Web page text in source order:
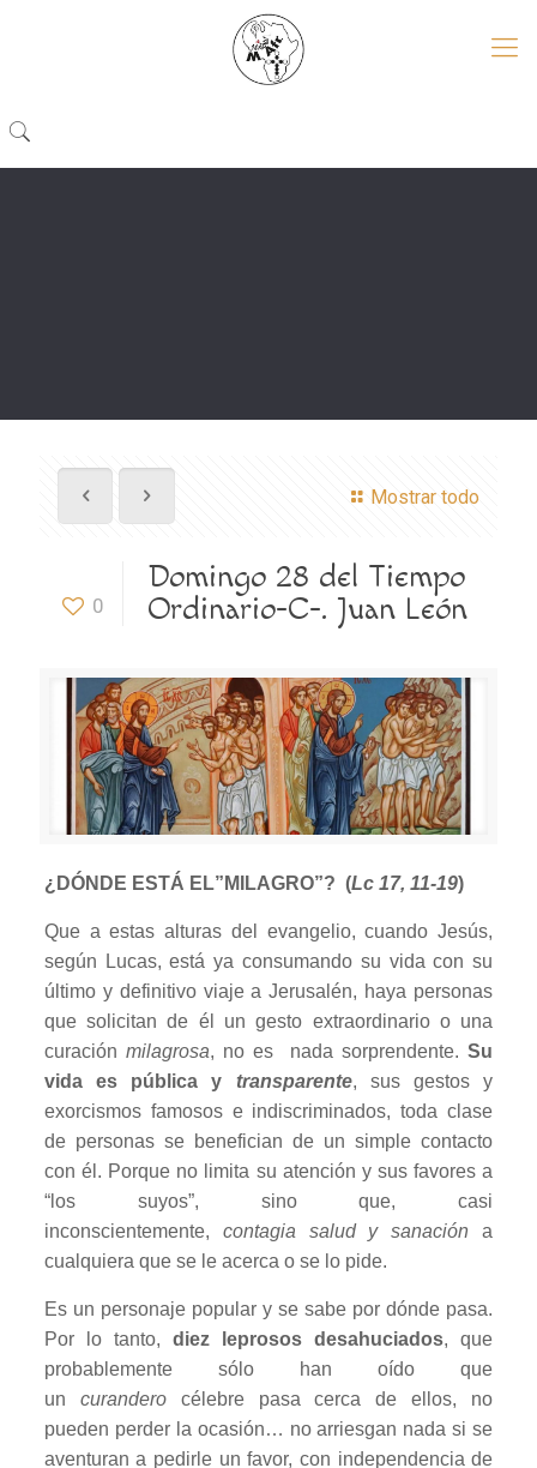
Mostrar todo
0
Domingo 28 del Tiempo
Ordinario-C-. Juan León
¿DÓNDE ESTÁ EL”MILAGRO”? (Lc 17, 11-19)
Que a estas alturas del evangelio, cuando Jesús,
según Lucas, está ya consumando su vida con su
último y definitivo viaje a Jerusalén, haya personas
que solicitan de él un gesto extraordinario o una
curación milagrosa, no es nada sorprendente.Su
vida es pública y transparente, sus gestos y
exorcismos famosos e indiscriminados, toda clase
de personas se benefician de un simple contacto
con él. Porque no limita su atención y sus favores a
“los suyos”, sino que, casi
inconscientemente, contagia salud y sanación a
cualquiera que se le acerca o se lo pide.
Es un personaje popular y se sabe por dónde pasa.
Por lo tanto, diez leprosos desahuciados, que
probablemente sólo han oído que
un curanderocélebre pasa cerca de ellos, no
pueden perder la ocasión… no arriesgan nada si se
aventuran a pedirle un favor, con independencia de